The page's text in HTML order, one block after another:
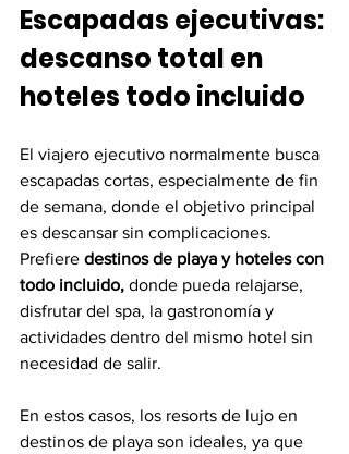
Escapadas ejecutivas:
descanso total en
hoteles todo incluido
El viajero ejecutivo normalmente busca
escapadas cortas, especialmente de fin
de semana, donde el objetivo principal
es descansar sin complicaciones.
Prefiere destinos de playa y hoteles con
todo incluido, donde pueda relajarse,
disfrutar del spa, la gastronomía y
actividades dentro del mismo hotel sin
necesidad de salir.
En estos casos, los resorts de lujo en
destinos de playa son ideales, ya que